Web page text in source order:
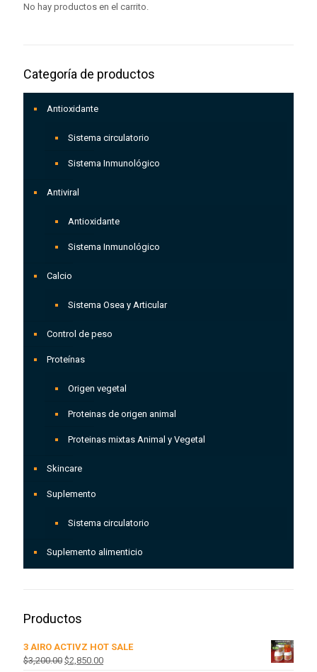
No hay productos en el carrito.
Categoría de productos
Antioxidante
Sistema circulatorio
Sistema Inmunológico
Antiviral
Antioxidante
Sistema Inmunológico
Calcio
Sistema Osea y Articular
Control de peso
Proteínas
Origen vegetal
Proteinas de origen animal
Proteinas mixtas Animal y Vegetal
Skincare
Suplemento
Sistema circulatorio
Suplemento alimenticio
Productos
3 AIRO ACTIVZ HOT SALE
$3,200.00 El
$2,850.00El